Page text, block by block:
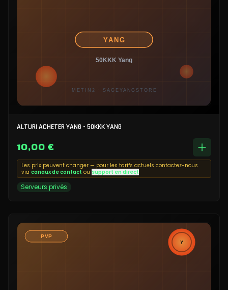
ALTURI ACHETER YANG - 50KKK YANG
10,00 €
Les prix peuvent changer — pour les tarifs actuels contactez-nous
via canaux de contact ou support en direct
Serveurs privés